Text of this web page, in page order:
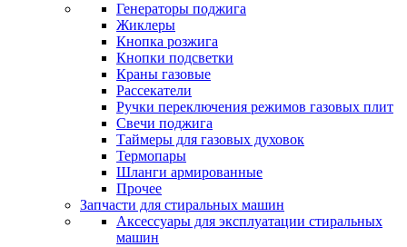
Генераторы поджига
Жиклеры
Кнопка розжига
Кнопки подсветки
Краны газовые
Рассекатели
Ручки переключения режимов газовых плит
Свечи поджига
Таймеры для газовых духовок
Термопары
Шланги армированные
Прочее
Запчасти для стиральных машин
Аксессуары для эксплуатации стиральных
машин